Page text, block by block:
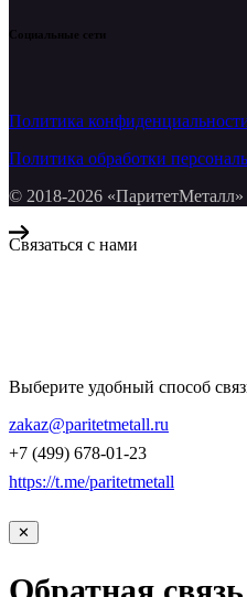
Социальные сети
Политика
Политика обработки
© 2018-2026 «ПаритетМеталл»
Связаться с нами
Выберите удобный способ
zakaz@paritetmetall.ru
+7 (499) 678-01-23
https://t.me/paritetmetall
✕